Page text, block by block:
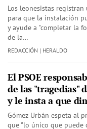
Los leonesistas registran
para que la instalación
y ayude a "completar la
de la…
REDACCIÓN | HERALDO
El PSOE
de las "tragedias"
y le insta a que
Gómez Urbán espeta al
que "lo único que puede